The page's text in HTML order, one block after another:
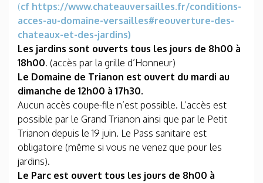
(cf https://www.chateauversailles.fr/conditions-
acces-au-domaine-versailles#reouverture-des-
chateaux-et-des-jardins)
Les jardins sont ouverts tous les jours de 8h00 à
18h00. (accès par la grille d’Honneur)
Le Domaine de Trianon est ouvert du mardi au
dimanche de 12h00 à 17h30.
Aucun accès coupe-file n’est possible. L’accès est
possible par le Grand Trianon ainsi que par le Petit
Trianon depuis le 19 juin. Le Pass sanitaire est
obligatoire (même si vous ne venez que pour les
jardins).
Le Parc est ouvert tous les jours de 8h00 à